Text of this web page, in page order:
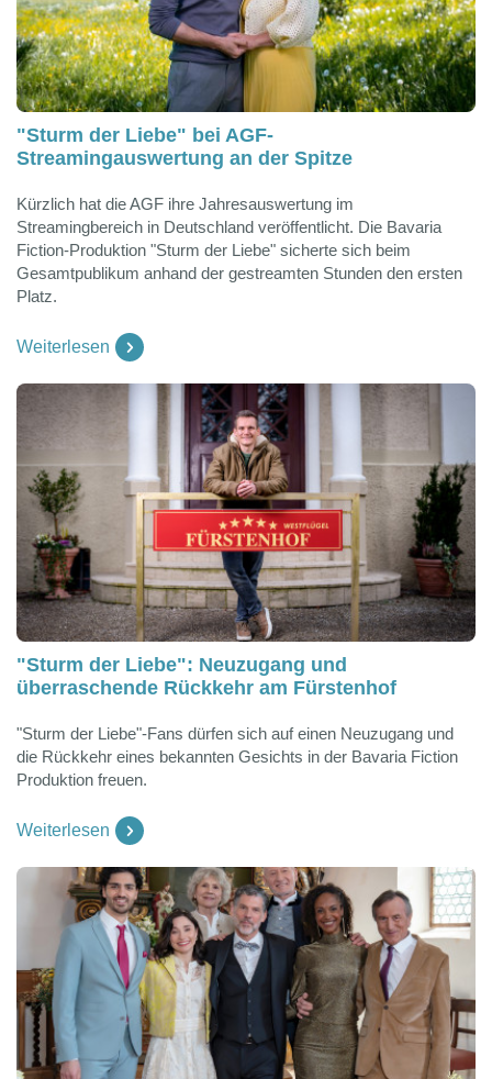
"Sturm der Liebe" bei AGF-
Streamingauswertung an der Spitze
Kürzlich hat die AGF ihre Jahresauswertung im
Streamingbereich in Deutschland veröffentlicht. Die Bavaria
Fiction-Produktion "Sturm der Liebe" sicherte sich beim
Gesamtpublikum anhand der gestreamten Stunden den ersten
Platz.
Weiterlesen
"Sturm der Liebe": Neuzugang und
überraschende Rückkehr am Fürstenhof
"Sturm der Liebe"-Fans dürfen sich auf einen Neuzugang und
die Rückkehr eines bekannten Gesichts in der Bavaria Fiction
Produktion freuen.
Weiterlesen